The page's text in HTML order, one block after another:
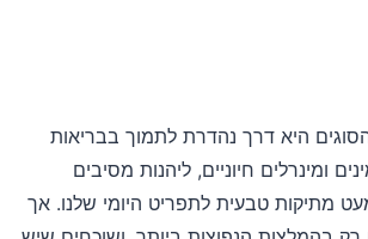
היא דרך נהדרת לתמוך בבריאות
ומינרלים חיוניים, ליהנות מסיבים
מעט מתיקות טבעית לתפריט היומי שלנו. אך